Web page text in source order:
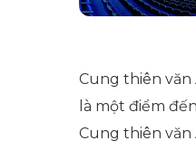
Cung thiên văn
là một điểm
Cung thiên